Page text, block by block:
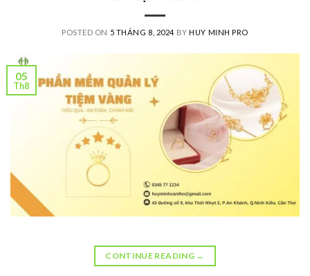
POSTED ON 5 THÁNG 8, 2024 BYHUY MINH PRO
05
Th8
CONTINUE READING →